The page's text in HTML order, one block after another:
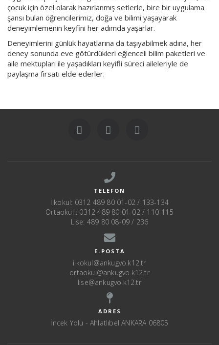
çocuk için özel olarak hazırlanmış setlerle, bire bir uygulama
şansı bulan öğrencilerimiz, doğa ve bilimi yaşayarak
deneyimlemenin keyfini her adımda yaşarlar.
Deneyimlerini günlük hayatlarına da taşıyabilmek adına, her
deney sonunda eve götürdükleri eğlenceli bilim paketleri ve
aile mektupları ile yaşadıkları keyifli süreci aileleriyle de
paylaşma fırsatı elde ederler.
TELEFON
İlkokul: 0312 489 80 01-02 / 133-134
Ortaokul : 0312 489 80 01-02 / 110-115
Lise: 489 80 08-09 / 236
E-POSTA
ilkokul@ankugvo.k12.tr
ortaokul@ankugvo.k12.tr
lise@ankugvo.k12.tr
ADRES
İncek Yolu - Ahlatlıbel ANKARA 06805